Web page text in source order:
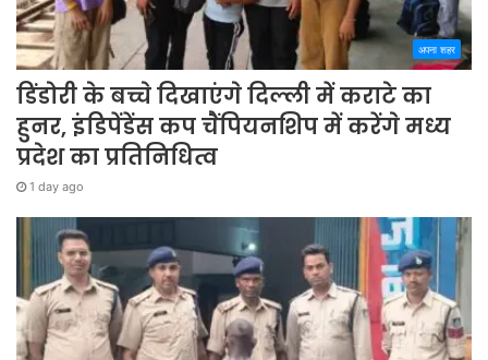
अपना शहर
डिंडोरी के बच्चे दिखाएंगे दिल्ली में कराटे का
हुनर, इंडिपेंडेंस कप चैंपियनशिप में करेंगे मध्य
प्रदेश का प्रतिनिधित्व
1 day ago